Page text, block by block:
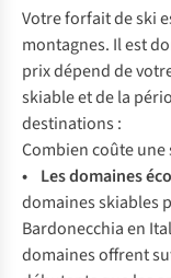
Votre forfait de ski
montagnes. Il est
prix dépend de
skiable et de la
destinations :
Combien coûte une
• Les domaines
domaines skiables
Bardonecchia en
domaines offrent